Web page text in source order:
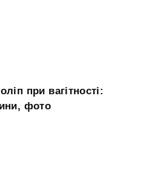
при вагітності:
фото